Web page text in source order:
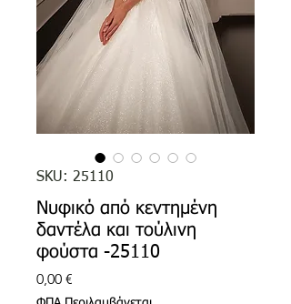
SKU: 25110
Νυφικό από κεντημένη
δαντέλα και τούλινη
φούστα -25110
0,00 €